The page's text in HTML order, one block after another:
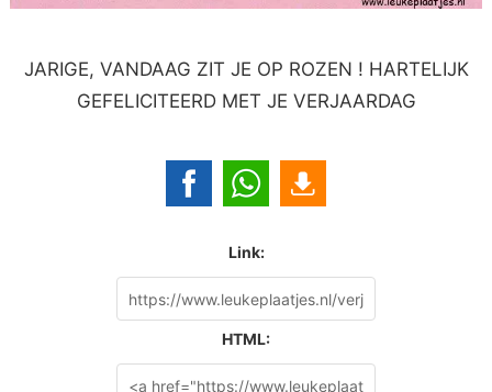
JARIGE, VANDAAG ZIT JE OP ROZEN ! HARTELIJK
GEFELICITEERD MET JE VERJAARDAG
Link:
HTML: